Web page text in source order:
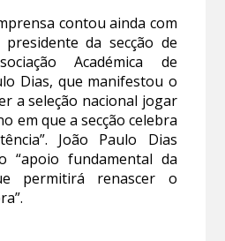
contou ainda com
da secção de
Académica de
Dias, que manifestou o
a seleção nacional jogar
em que a secção celebra
João Paulo Dias
“apoio fundamental da
permitirá renascer o